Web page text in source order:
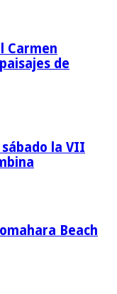
Carmen
de
la VII
Beach